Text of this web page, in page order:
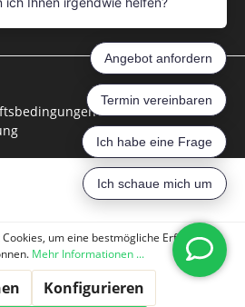
um eine bestmögliche Erfahrung
Mehr Informationen ...
Konfigurieren